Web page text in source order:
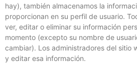
hay), también almacenamos la
proporcionan en su perfil de usuario.
ver, editar o eliminar su información
momento (excepto su nombre de
cambiar). Los administradores del sitio
y editar esa información.